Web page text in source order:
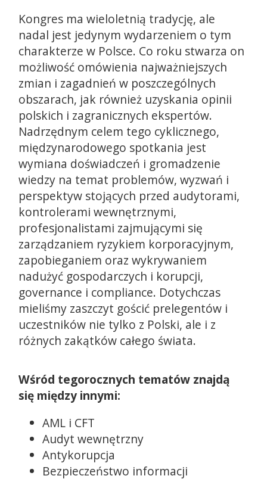
Kongres ma wieloletnią tradycję, ale
nadal jest jedynym wydarzeniem o tym
charakterze w Polsce. Co roku stwarza on
możliwość omówienia najważniejszych
zmian i zagadnień w poszczególnych
obszarach, jak również uzyskania opinii
polskich i zagranicznych ekspertów.
Nadrzędnym celem tego cyklicznego,
międzynarodowego spotkania jest
wymiana doświadczeń i gromadzenie
wiedzy na temat problemów, wyzwań i
perspektyw stojących przed audytorami,
kontrolerami wewnętrznymi,
profesjonalistami zajmującymi się
zarządzaniem ryzykiem korporacyjnym,
zapobieganiem oraz wykrywaniem
nadużyć gospodarczych i korupcji,
governance i compliance. Dotychczas
mieliśmy zaszczyt gościć prelegentów i
uczestników nie tylko z Polski, ale i z
różnych zakątków całego świata.
Wśród tegorocznych tematów znajdą
się między innymi:
AML i CFT
Audyt wewnętrzny
Antykorupcja
Bezpieczeństwo informacji